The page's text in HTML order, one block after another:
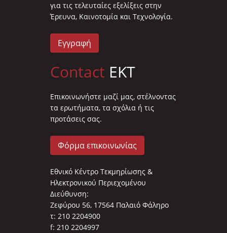
για τις τελευταίες εξελίξεις στην
Έρευνα, Καινοτομία και Τεχνολογία.
Εγγραφή
Contact EKT
Επικοινωνήστε μαζί μας, στέλνοντας
τα ερωτήματα, τα σχόλια ή τις
προτάσεις σας.
Φόρμα επικοινωνίας
Εθνικό Κέντρο Τεκμηρίωσης &
Ηλεκτρονικού Περιεχομένου
Διεύθυνση:
Ζεφύρου 56, 17564 Παλαιό Φάληρο
τ: 210 2204900
f: 210 2204997